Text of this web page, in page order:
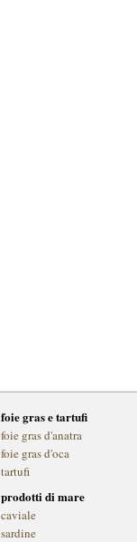
foie gras e tartufi
foie gras d'anatra
foie gras d'oca
tartufi
prodotti di mare
caviale
sardine